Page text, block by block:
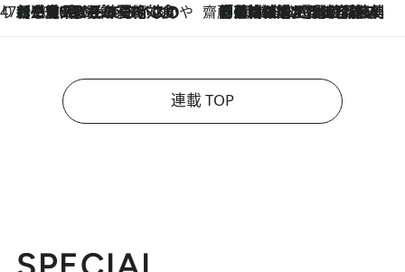
47都道府県の手みやげ ひんやりスイーツで夏を満喫
2026.8.6
【三重県】この夏絶対食べたい 冷やしておいしいおやつ3選 お餅×アイスの新感覚スイーツ 齋藤 薫 美容脳ルネサンス
2026.8.6
「荷物が増えるほど旅ストレスは増す」美容ジャーナリストがたどり着いた最終結論。“化粧品を劇的に減らす”感動の凝縮美容とは
連載 TOP